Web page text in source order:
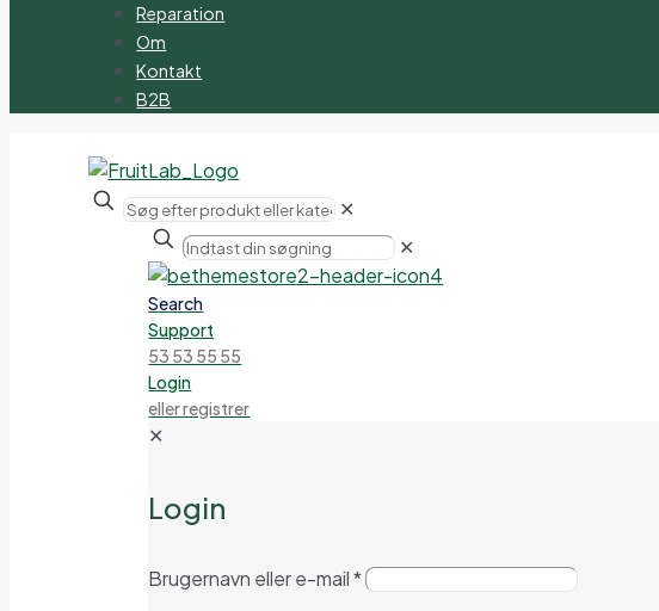
Reparation
Om
Kontakt
B2B
✕
✕
Search
Support
53 53 55 55
Login
eller registrer
✕
Login
Brugernavn eller e-mail*